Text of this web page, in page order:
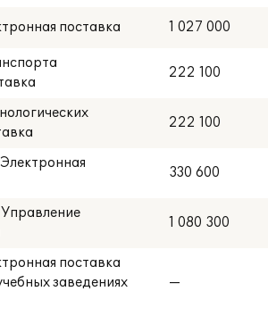
поставка 1 027 000
222 100
222 100
330 600
Управление
1 080 300
поставка
заведениях
—